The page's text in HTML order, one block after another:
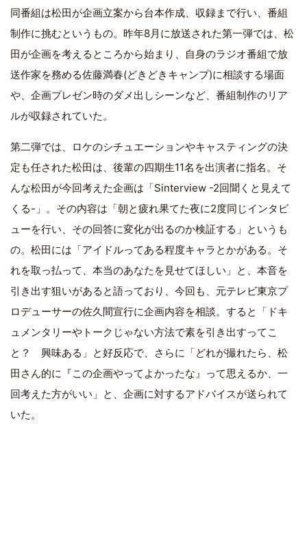
同番組は松田が企画立案から台本作成、収録まで行い、番組
制作に挑むというもの。昨年8月に放送された第一弾では、松
田が企画を考えるところから始まり、自身のラジオ番組で放
送作家を務める佐藤満春(どきどきキャンプ)に相談する場面
や、企画プレゼン時のダメ出しシーンなど、番組制作のリア
ルが収録されていた。
第二弾では、ロケのシチュエーションやキャスティングの決
定も任された松田は、後輩の四期生11名を出演者に指名。そ
んな松田が今回考えた企画は「Sinterview -2回聞くと見えて
くる-」。その内容は「朝と疲れ果てた夜に2度同じインタビ
ューを行い、その回答に変化が出るのか検証する」というも
の。松田には「アイドルってある程度キャラとかがある。そ
れを取っ払って、本当のあなたを見せてほしい」と、本音を
引き出す狙いがあると語っており、今回も、元テレビ東京プ
ロデューサーの佐久間宣行に企画内容を相談。すると「ドキ
ュメンタリーやトークじゃない方法で素を引き出すってこ
と？ 興味ある」と好反応で、さらに「どれが撮れたら、松
田さん的に『この企画やってよかったな』って思えるか、一
回考えた方がいい」と、企画に対するアドバイスが送られて
いた。